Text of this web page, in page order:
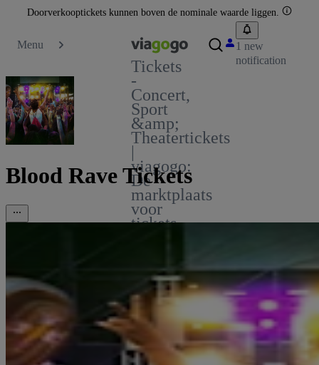
Doorverkooptickets kunnen boven de nominale waarde liggen.
Menu
Tickets
-
Concert,
Sport
&amp;
Theatertickets
|
viagogo:
De
marktplaats
voor
tickets
1 new
notification
Blood Rave Tickets